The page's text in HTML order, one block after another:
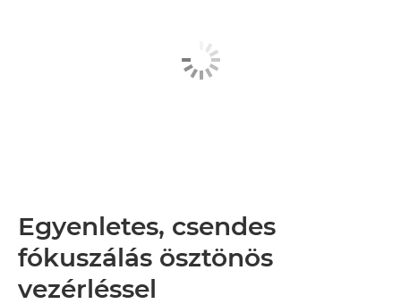
Egyenletes, csendes
fókuszálás ösztönös
vezérléssel